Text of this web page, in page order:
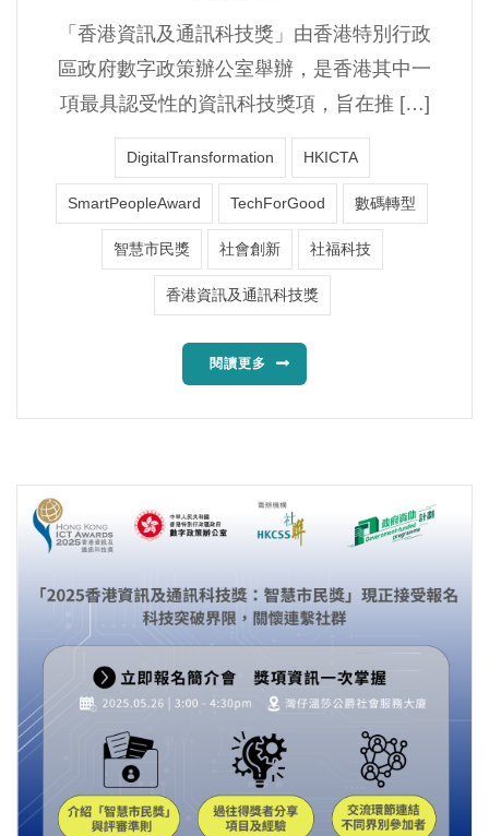
「香港資訊及通訊科技獎」由香港特別行政
區政府數字政策辦公室舉辦，是香港其中一
項最具認受性的資訊科技獎項，旨在推 […]
DigitalTransformation HKICTA
SmartPeopleAward TechForGood 數碼轉型
智慧市民獎 社會創新 社福科技
香港資訊及通訊科技獎
閱讀更多